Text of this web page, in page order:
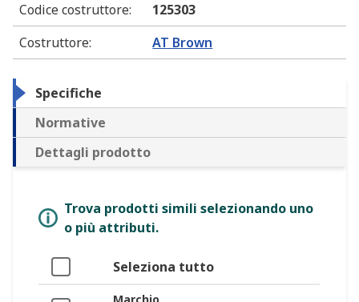
Codice costruttore:
125303
Costruttore: AT Brown
Specifiche
Normative
Dettagli prodotto
Trova prodotti simili selezionando uno
o più attributi.
Seleziona tutto